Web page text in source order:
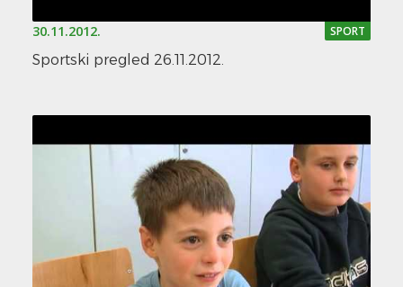
30.11.2012. SPORT
Sportski pregled 26.11.2012.